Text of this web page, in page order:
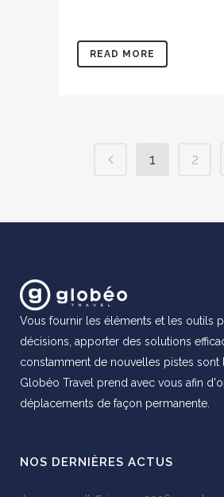
READ MORE
1 2
Vous fournir les éléments et les outils
décisions, apporter des solutions
constamment de nouvelles pistes sont
Globéo Travel prend avec vous afin
déplacements de façon permanente.
NOS DERNIÈRES ACTUS